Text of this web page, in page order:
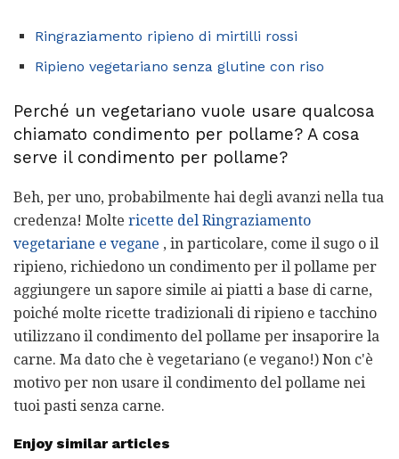
Ringraziamento ripieno di mirtilli rossi
Ripieno vegetariano senza glutine con riso
Perché un vegetariano vuole usare qualcosa
chiamato condimento per pollame? A cosa
serve il condimento per pollame?
Beh, per uno, probabilmente hai degli avanzi nella tua
credenza! Molte ricette del Ringraziamento
vegetariane e vegane , in particolare, come il sugo o il
ripieno, richiedono un condimento per il pollame per
aggiungere un sapore simile ai piatti a base di carne,
poiché molte ricette tradizionali di ripieno e tacchino
utilizzano il condimento del pollame per insaporire la
carne. Ma dato che è vegetariano (e vegano!) Non c'è
motivo per non usare il condimento del pollame nei
tuoi pasti senza carne.
Enjoy similar articles